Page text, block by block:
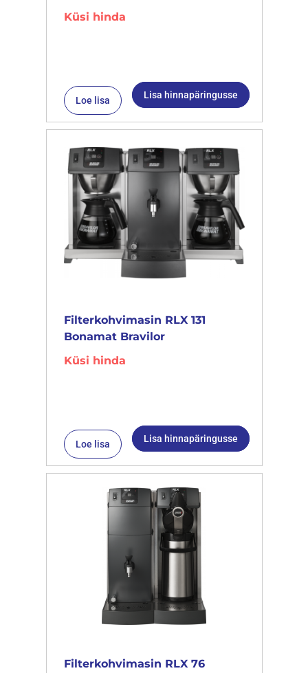
Küsi hinda
Loe lisa Lisa hinnapäringusse
Filterkohvimasin RLX 131
Bonamat Bravilor
Küsi hinda
Loe lisa Lisa hinnapäringusse
Filterkohvimasin RLX 76